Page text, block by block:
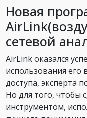
Новая
сетевой
AirLink оказался
использования его
доступа, эксперта
Но для того, чтобы
инструментом,